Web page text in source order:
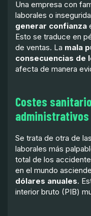
Una empresa con
laborales o
generar confianza
Esto se traduce en
de ventas. La mala
consecuencias de
afecta de manera
Costes
administrativos
Se trata de otra de
laborales más
total de los
en el mundo
dólares anuales.
interior bruto (PIB)